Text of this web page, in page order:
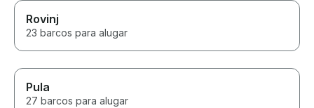
Rovinj
23 barcos para alugar
Pula
27 barcos para alugar